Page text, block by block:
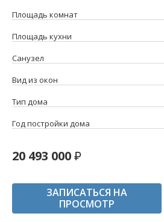
Площадь комнат
Площадь кухни
Санузел
Вид из окон
Тип дома
Год постройки дома
20 493 000
ЗАПИСАТЬСЯ НА
ПРОСМОТР